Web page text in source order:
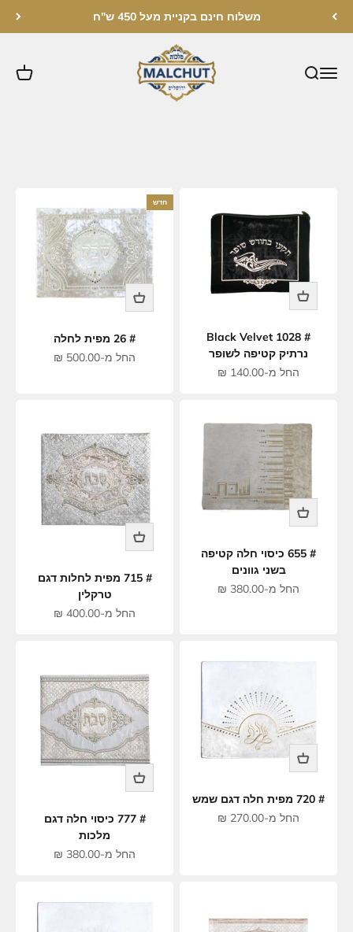
משלוח חינם בקניית מעל 450 ש"ח
מלכות ירושלים
# 1028 Black Velvet
נרתיק קטיפה לשופר
מחיר מבצע
החל מ-140.00 ₪
חדש
# 26 מפית לחלה
מחיר מבצע
החל מ-500.00 ₪
# 655 כיסוי חלה קטיפה
בשני גוונים
מחיר מבצע
החל מ-380.00 ₪
# 715 מפית לחלות דגם
טרקלין
מחיר מבצע
החל מ-400.00 ₪
# 720 מפית חלה דגם שמש
מחיר מבצע
החל מ-270.00 ₪
# 777 כיסוי חלה דגם
מלכות
מחיר מבצע
החל מ-380.00 ₪